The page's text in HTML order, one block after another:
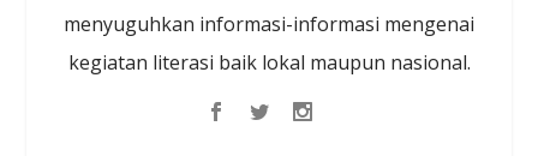
menyuguhkan informasi-informasi mengenai
kegiatan literasi baik lokal maupun nasional.